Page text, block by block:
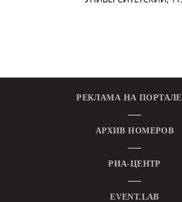
РЕКЛАМА НА ПОРТАЛЕ
АРХИВ НОМЕРОВ
РИА-ЦЕНТР
EVENT.LAB